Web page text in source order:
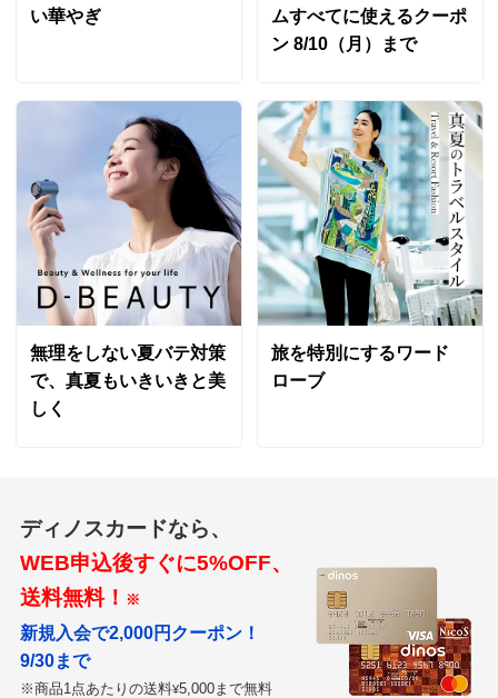
い華やぎ
ムすべてに使えるクーポ
ン 8/10（月）まで
無理をしない夏バテ対策
で、真夏もいきいきと美
しく
旅を特別にするワード
ローブ
ディノスカードなら、
WEB申込後すぐに5%OFF、
送料無料！ ※
新規入会で2,000円クーポン！
9/30まで
※商品1点あたりの送料¥5,000まで無料